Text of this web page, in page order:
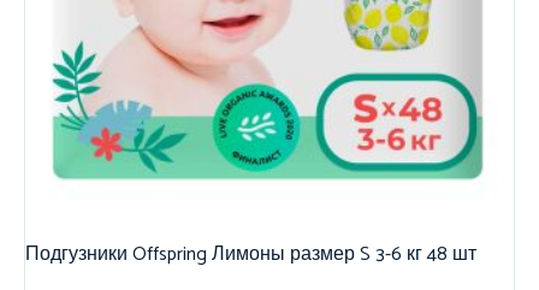
Подгузники Offspring Лимоны размер S 3-6 кг 48 шт